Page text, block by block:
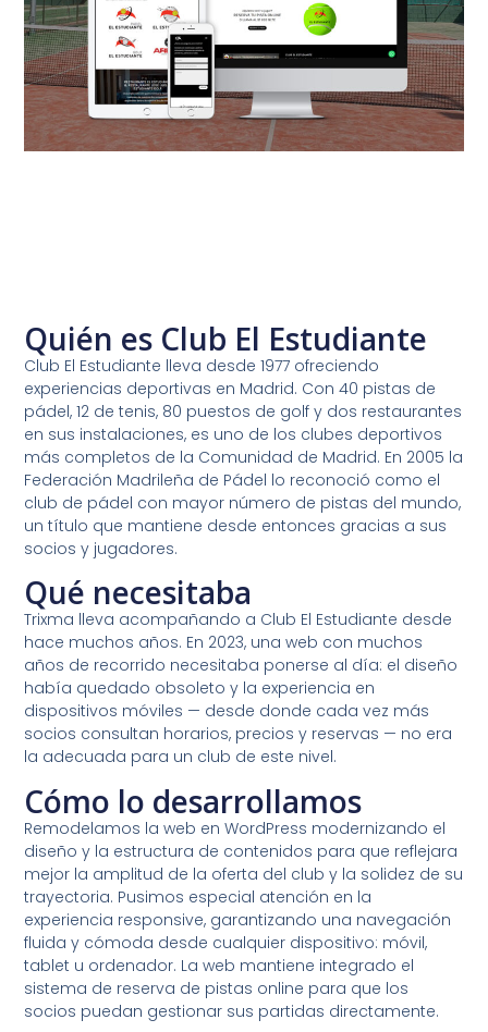
Quién es Club El Estudiante
Club El Estudiante lleva desde 1977 ofreciendo
experiencias deportivas en Madrid. Con 40 pistas de
pádel, 12 de tenis, 80 puestos de golf y dos restaurantes
en sus instalaciones, es uno de los clubes deportivos
más completos de la Comunidad de Madrid. En 2005 la
Federación Madrileña de Pádel lo reconoció como el
club de pádel con mayor número de pistas del mundo,
un título que mantiene desde entonces gracias a sus
socios y jugadores.
Qué necesitaba
Trixma lleva acompañando a Club El Estudiante desde
hace muchos años. En 2023, una web con muchos
años de recorrido necesitaba ponerse al día: el diseño
había quedado obsoleto y la experiencia en
dispositivos móviles — desde donde cada vez más
socios consultan horarios, precios y reservas — no era
la adecuada para un club de este nivel.
Cómo lo desarrollamos
Remodelamos la web en WordPress modernizando el
diseño y la estructura de contenidos para que reflejara
mejor la amplitud de la oferta del club y la solidez de su
trayectoria. Pusimos especial atención en la
experiencia responsive, garantizando una navegación
fluida y cómoda desde cualquier dispositivo: móvil,
tablet u ordenador. La web mantiene integrado el
sistema de reserva de pistas online para que los
socios puedan gestionar sus partidas directamente.